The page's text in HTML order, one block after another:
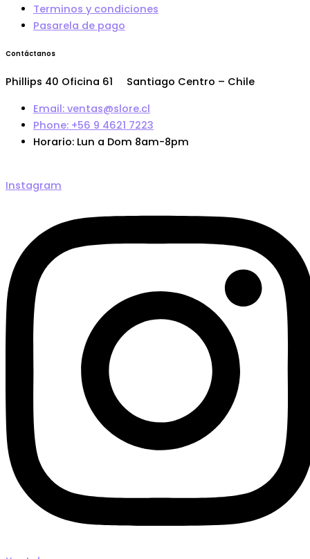
Terminos y condiciones
Pasarela de pago
Contáctanos
Phillips 40 Oficina 61 Santiago Centro – Chile
Email: ventas@slore.cl
Phone: +56 9 4621 7223
Horario: Lun a Dom 8am-8pm
Instagram